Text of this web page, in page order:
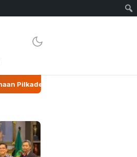
Suhartini Ubah Pinang Jadi